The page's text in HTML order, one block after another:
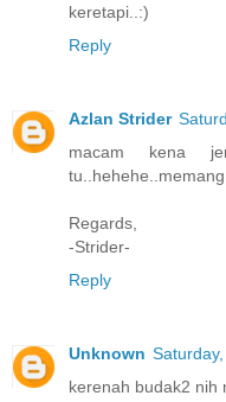
keretapi..:)
Reply
Azlan Strider
macam kena
tu..hehehe..memang
Regards,
-Strider-
Reply
Unknown
kerenah budak2 nih